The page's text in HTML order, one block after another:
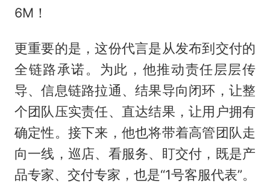
6M！
更重要的是，这份代言是从发布到交付的
全链路承诺。为此，他推动责任层层传
导、信息链路拉通、结果导向闭环，让整
个团队压实责任、直达结果，让用户拥有
确定性。接下来，他也将带着高管团队走
向一线，巡店、看服务、盯交付，既是产
品专家、交付专家，也是“1号客服代表”。